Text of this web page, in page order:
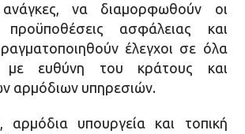
ανάγκες, να διαμορφωθούν οι
προϋποθέσεις ασφάλειας και
έλεγχοι σε όλα
με ευθύνη του κράτους και
αρμόδιων υπηρεσιών.
αρμόδια υπουργεία και τοπική